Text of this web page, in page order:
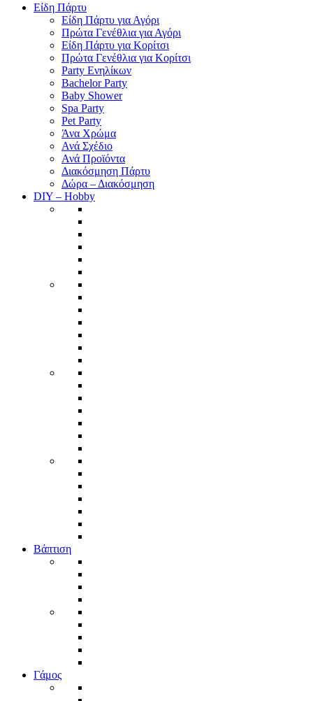
Είδη Πάρτυ
Είδη Πάρτυ για Αγόρι
Πρώτα Γενέθλια για Αγόρι
Είδη Πάρτυ για Κορίτσι
Πρώτα Γενέθλια για Κορίτσι
Party Ενηλίκων
Bachelor Party
Baby Shower
Spa Party
Pet Party
Άνα Χρώμα
Ανά Σχέδιο
Ανά Προϊόντα
Διακόσμηση Πάρτυ
Δώρα – Διακόσμηση
DIY – Hobby
Βάπτιση
Γάμος